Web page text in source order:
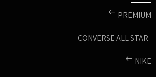
PREMIUM
CONVERSE ALL STAR
NIKE